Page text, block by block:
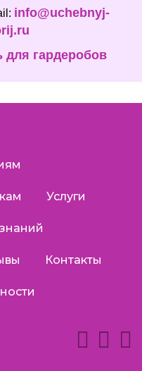
info@uchebnyj-
для гардеробов
Услуги
Контакты